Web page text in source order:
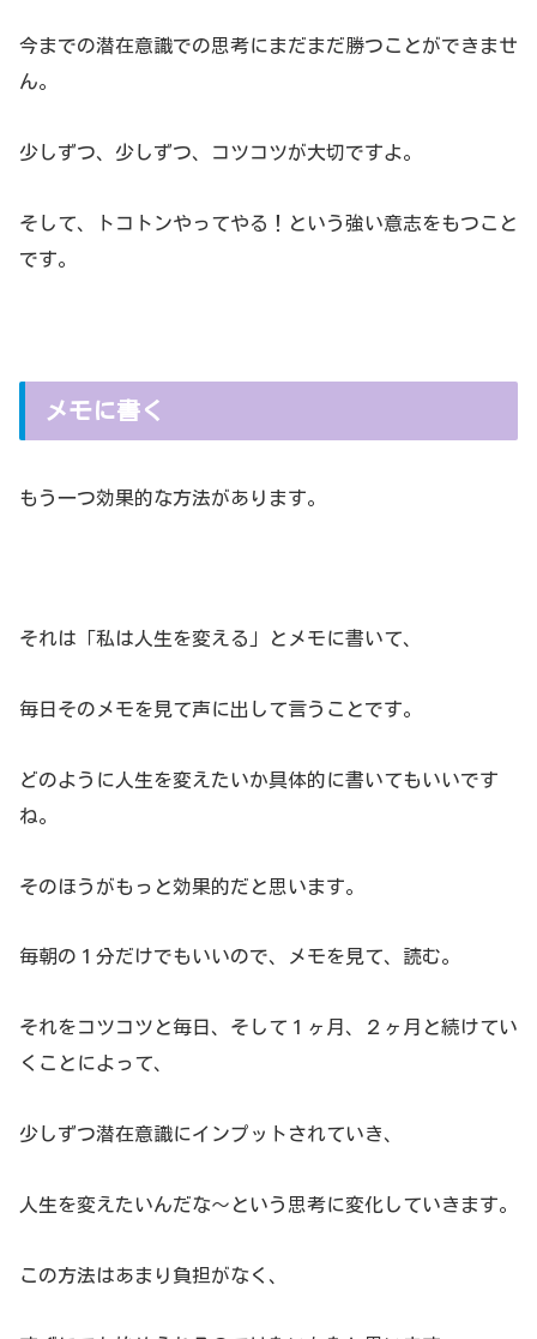
今までの潜在意識での思考にまだまだ勝つことができませ
ん。
少しずつ、少しずつ、コツコツが大切ですよ。
そして、トコトンやってやる！という強い意志をもつこと
です。
メモに書く
もう一つ効果的な方法があります。
それは「私は人生を変える」とメモに書いて、
毎日そのメモを見て声に出して言うことです。
どのように人生を変えたいか具体的に書いてもいいです
ね。
そのほうがもっと効果的だと思います。
毎朝の１分だけでもいいので、メモを見て、読む。
それをコツコツと毎日、そして１ヶ月、２ヶ月と続けてい
くことによって、
少しずつ潜在意識にインプットされていき、
人生を変えたいんだな～という思考に変化していきます。
この方法はあまり負担がなく、